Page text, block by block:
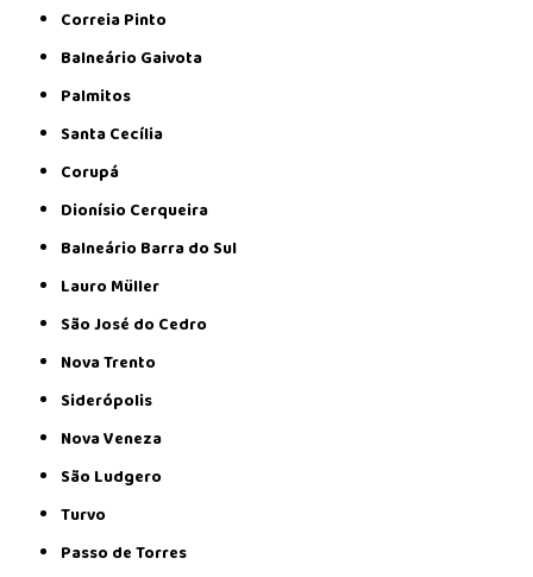
Correia Pinto
Balneário Gaivota
Palmitos
Santa Cecília
Corupá
Dionísio Cerqueira
Balneário Barra do Sul
Lauro Müller
São José do Cedro
Nova Trento
Siderópolis
Nova Veneza
São Ludgero
Turvo
Passo de Torres